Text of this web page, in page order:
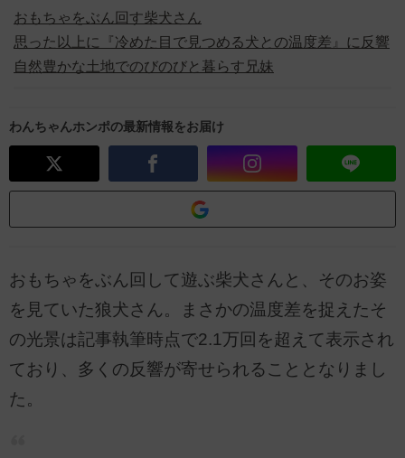
おもちゃをぶん回す柴犬さん
思った以上に『冷めた目で見つめる犬との温度差』に反響
自然豊かな土地でのびのびと暮らす兄妹
わんちゃんホンポの最新情報をお届け
おもちゃをぶん回して遊ぶ柴犬さんと、そのお姿
を見ていた狼犬さん。まさかの温度差を捉えたそ
の光景は記事執筆時点で2.1万回を超えて表示され
ており、多くの反響が寄せられることとなりまし
た。